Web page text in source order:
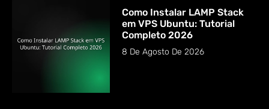
Como Instalar LAMP Stack
em VPS Ubuntu: Tutorial
Completo 2026
8 De Agosto De 2026